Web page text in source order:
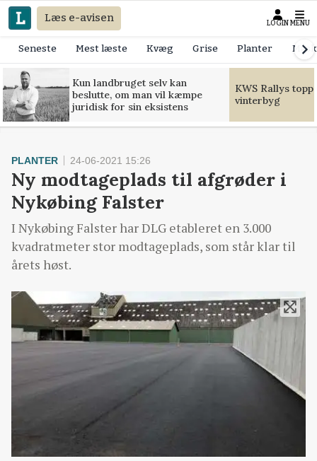
Læs e-avisen LOGIN MENU
Seneste Mest læste Kvæg Grise Planter
Kun landbruget selv kan
beslutte, om man vil kæmpe
juridisk for sin eksistens
KWS Rallys
vinterbyg
PLANTER 24-06-2021 15:26
Ny modtageplads til afgrøder i
Nykøbing Falster
I Nykøbing Falster har DLG etableret en 3.000
kvadratmeter stor modtageplads, som står klar til
årets høst.